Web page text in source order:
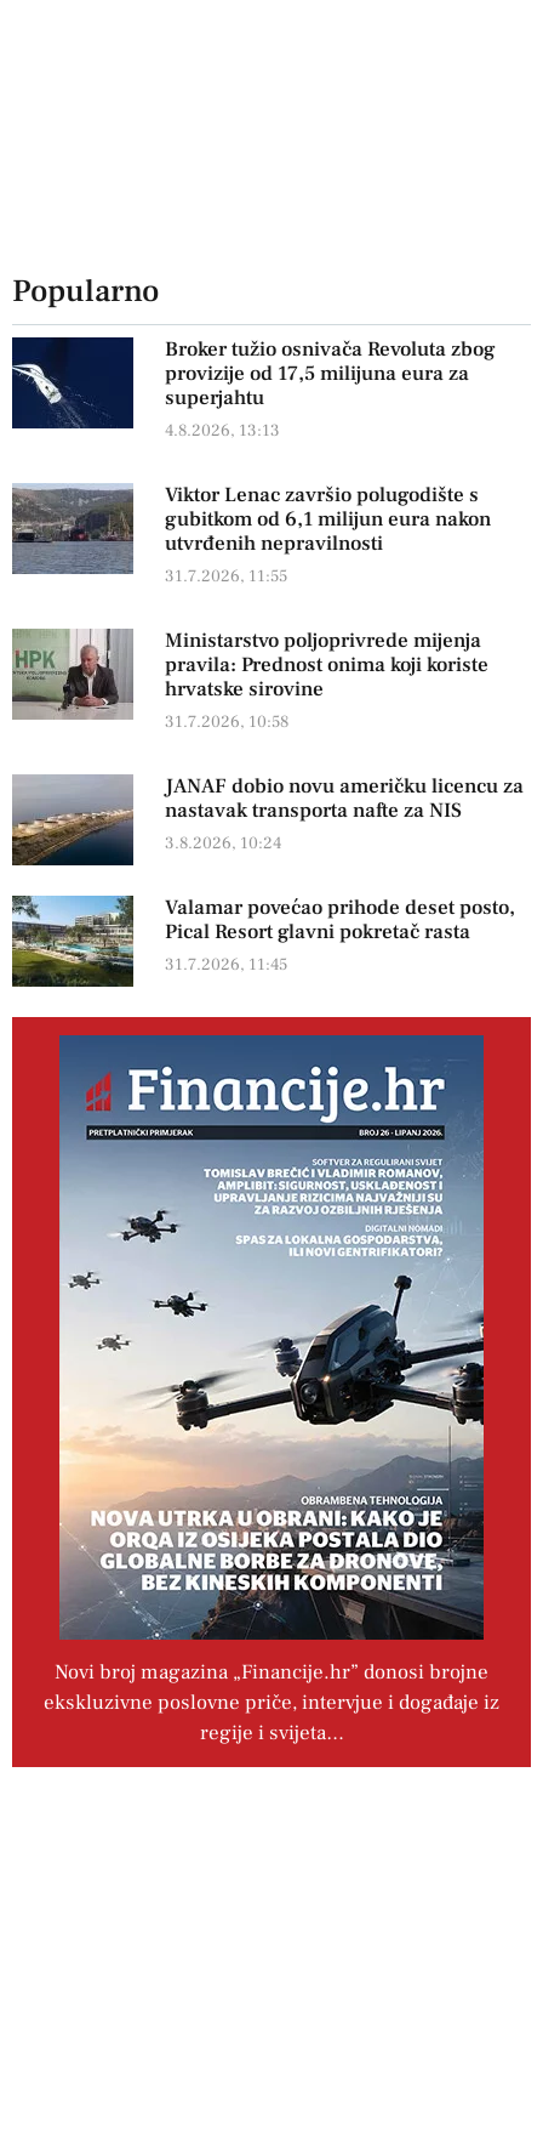
Popularno
Broker tužio osnivača Revoluta zbog
provizije od 17,5 milijuna eura za
superjahtu
4.8.2026, 13:13
Viktor Lenac završio polugodište s
gubitkom od 6,1 milijun eura nakon
utvrđenih nepravilnosti
31.7.2026, 11:55
Ministarstvo poljoprivrede mijenja
pravila: Prednost onima koji koriste
hrvatske sirovine
31.7.2026, 10:58
JANAF dobio novu američku licencu za
nastavak transporta nafte za NIS
3.8.2026, 10:24
Valamar povećao prihode deset posto,
Pical Resort glavni pokretač rasta
31.7.2026, 11:45
Novi broj magazina „Financije.hr” donosi brojne
ekskluzivne poslovne priče, intervjue i događaje iz
regije i svijeta…